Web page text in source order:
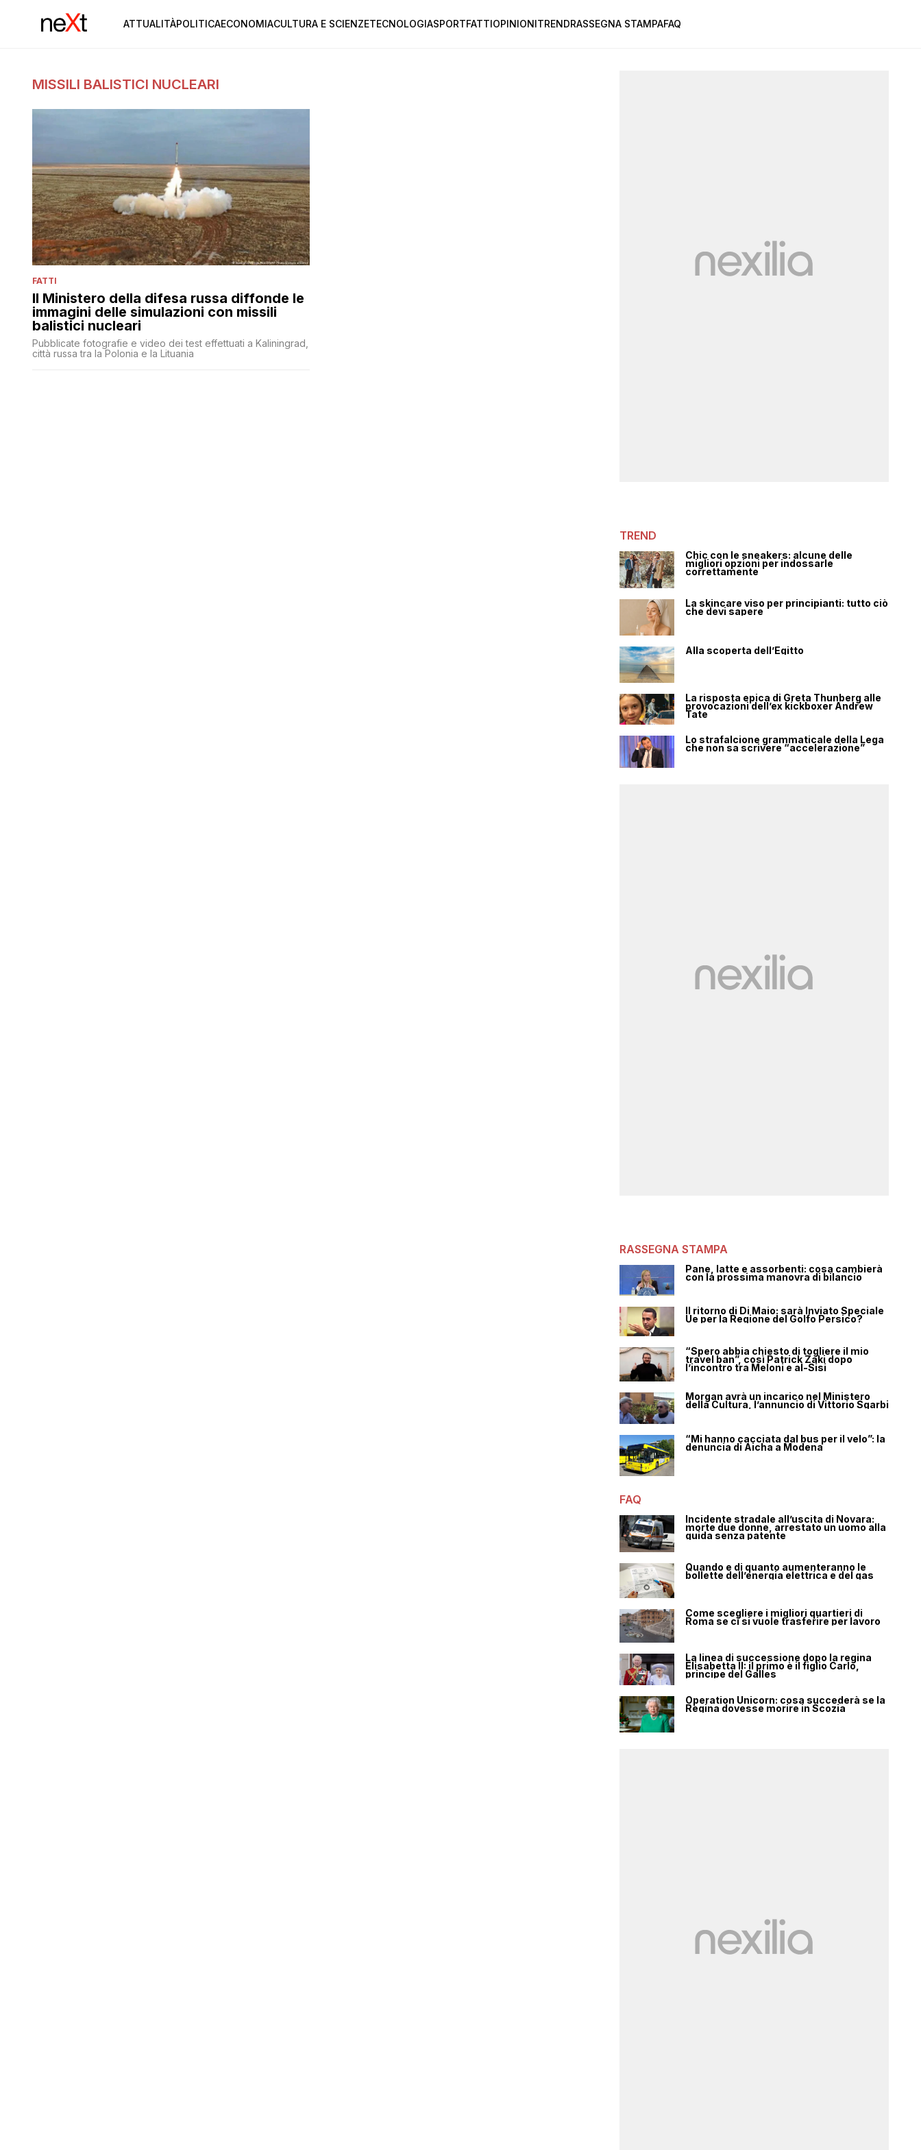
ATTUALITÀPOLITICAECONOMIACULTURA E SCIENZETECNOLOGIASPORTFATTIOPINIONITRENDRASSEGNA STAMPAFAQ
MISSILI BALISTICI NUCLEARI
FATTI
Il Ministero della difesa russa diffonde le
immagini delle simulazioni con missili
balistici nucleari
Pubblicate fotografie e video dei test effettuati a Kaliningrad,
città russa tra la Polonia e la Lituania
TREND
Chic con le sneakers: alcune delle
migliori opzioni per indossarle
correttamente
La skincare viso per principianti: tutto ciò
che devi sapere
Alla scoperta dell’Egitto
La risposta epica di Greta Thunberg alle
provocazioni dell’ex kickboxer Andrew
Tate
Lo strafalcione grammaticale della Lega
che non sa scrivere “accelerazione”
RASSEGNA STAMPA
Pane, latte e assorbenti: cosa cambierà
con la prossima manovra di bilancio
Il ritorno di Di Maio: sarà Inviato Speciale
Ue per la Regione del Golfo Persico?
“Spero abbia chiesto di togliere il mio
travel ban”, così Patrick Zaki dopo
l’incontro tra Meloni e al-Sisi
Morgan avrà un incarico nel Ministero
della Cultura, l’annuncio di Vittorio Sgarbi
“Mi hanno cacciata dal bus per il velo”: la
denuncia di Aicha a Modena
FAQ
Incidente stradale all’uscita di Novara:
morte due donne, arrestato un uomo alla
guida senza patente
Quando e di quanto aumenteranno le
bollette dell’energia elettrica e del gas
Come scegliere i migliori quartieri di
Roma se ci si vuole trasferire per lavoro
La linea di successione dopo la regina
Elisabetta II: il primo è il figlio Carlo,
principe del Galles
Operation Unicorn: cosa succederà se la
Regina dovesse morire in Scozia